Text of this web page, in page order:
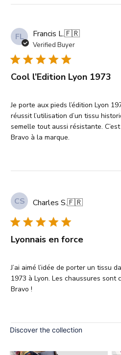
FL Francis L.🇫🇷
Verified Buyer
Cool l’Edition Lyon 1973
Je porte aux pieds l’édition Lyon
réussit l’utilisation d’un tissu
semelle tout aussi résistante.
Bravo à la marque.
CS Charles S.🇫🇷
Lyonnais en force
J’ai aimé l’idée de porter un tissu
1973 à Lyon. Les chaussures
Bravo !
Discover the collection